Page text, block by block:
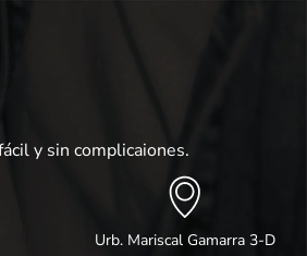
y sin complicaiones.
Urb. Mariscal Gamarra 3-D